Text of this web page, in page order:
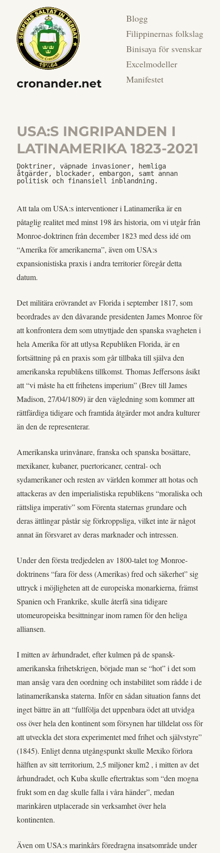
cronander.net
Blogg
Filippinernas folkslag
Binisaya för svenskar
Excelmodeller
Manifestet
USA:S INGRIPANDEN I
LATINAMERIKA 1823-2021
Doktriner, väpnade invasioner, hemliga
åtgärder, blockader, embargon, samt annan
politisk och finansiell inblandning.
Att tala om USA:s interventioner i Latinamerika är en
påtaglig realitet med minst 198 års historia, om vi utgår från
Monroe-doktrinen från december 1823 med dess idé om
“Amerika för amerikanerna”, även om USA:s
expansionistiska praxis i andra territorier föregår detta
datum.
Det militära erövrandet av Florida i september 1817, som
beordrades av den dåvarande presidenten James Monroe för
att konfrontera dem som utnyttjade den spanska svagheten i
hela Amerika för att utlysa Republiken Florida, är en
fortsättning på en praxis som går tillbaka till själva den
amerikanska republikens tillkomst. Thomas Jeffersons åsikt
att “vi måste ha ett frihetens imperium” (Brev till James
Madison, 27/04/1809) är den vägledning som kommer att
rättfärdiga tidigare och framtida åtgärder mot andra kulturer
än den de representerar.
Amerikanska urinvånare, franska och spanska bosättare,
mexikaner, kubaner, puertoricaner, central- och
sydamerikaner och resten av världen kommer att hotas och
attackeras av den imperialistiska republikens “moraliska och
rättsliga imperativ” som Förenta staternas grundare och
deras ättlingar påstår sig förkroppsliga, vilket inte är något
annat än försvaret av deras marknader och intressen.
Under den första tredjedelen av 1800-talet tog Monroe-
doktrinens “fara för dess (Amerikas) fred och säkerhet” sig
uttryck i möjligheten att de europeiska monarkierna, främst
Spanien och Frankrike, skulle återfå sina tidigare
utomeuropeiska besittningar inom ramen för den heliga
alliansen.
I mitten av århundradet, efter kulmen på de spansk-
amerikanska frihetskrigen, började man se “hot” i det som
man ansåg vara den oordning och instabilitet som rådde i de
latinamerikanska staterna. Inför en sådan situation fanns det
inget bättre än att “fullfölja det uppenbara ödet att utvidga
oss över hela den kontinent som försynen har tilldelat oss för
att utveckla det stora experimentet med frihet och självstyre”
(1845). Enligt denna utgångspunkt skulle Mexiko förlora
hälften av sitt territorium, 2,5 miljoner km2 , i mitten av det
århundradet, och Kuba skulle eftertraktas som “den mogna
frukt som en dag skulle falla i våra händer”, medan
marinkåren utplacerade sin verksamhet över hela
kontinenten.
Även om USA:s marinkårs föredragna insatsområde under